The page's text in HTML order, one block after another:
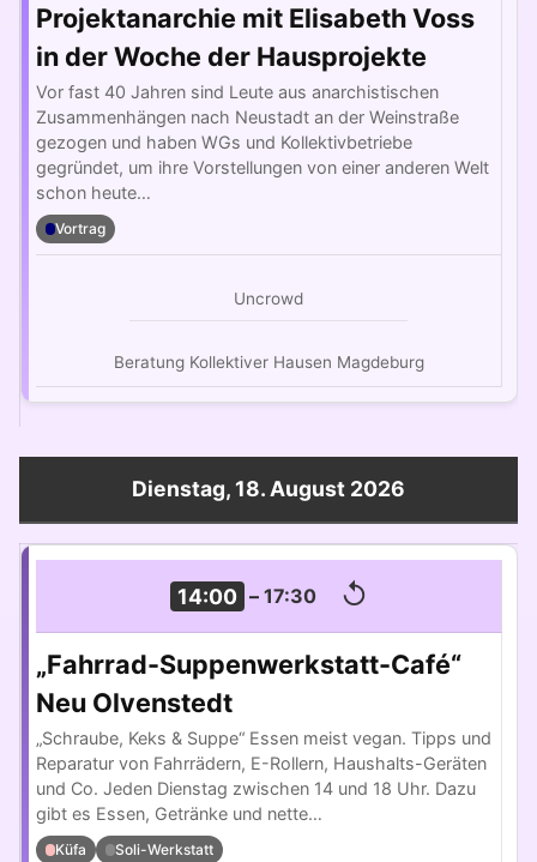
Projektanarchie mit Elisabeth Voss
in der Woche der Hausprojekte
Vor fast 40 Jahren sind Leute aus anarchistischen
Zusammenhängen nach Neustadt an der Weinstraße
gezogen und haben WGs und Kollektivbetriebe
gegründet, um ihre Vorstellungen von einer anderen Welt
schon heute…
Vortrag
Uncrowd
Beratung Kollektiver Hausen Magdeburg
Dienstag, 18. August 2026
14:00 – 17:30 ↺
„Fahrrad-Suppenwerkstatt-Café“
Neu Olvenstedt
„Schraube, Keks & Suppe“ Essen meist vegan. Tipps und
Reparatur von Fahrrädern, E-Rollern, Haushalts-Geräten
und Co. Jeden Dienstag zwischen 14 und 18 Uhr. Dazu
gibt es Essen, Getränke und nette…
Küfa Soli-Werkstatt